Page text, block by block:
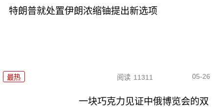
特朗普就处置伊朗浓缩铀提出新选项
最热 阅读 11311 05-26
一块巧克力见证中俄博览会的双